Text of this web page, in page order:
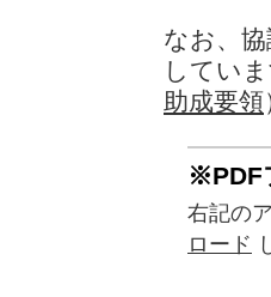
なお、
してい
助成要領
※PDF
右記の
ロード